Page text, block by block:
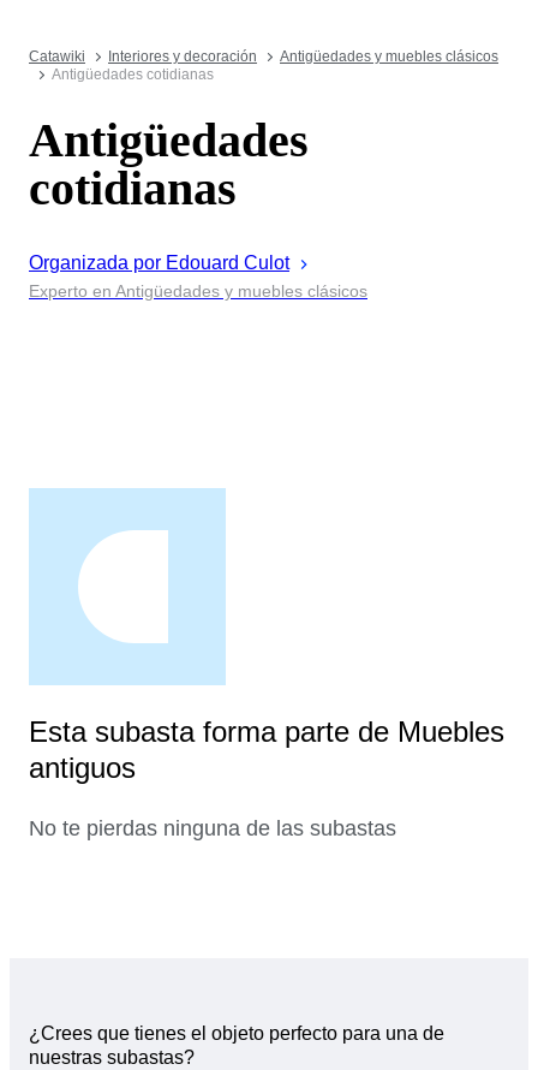
Catawiki Interiores y decoración
Antigüedades y muebles clásicos
Antigüedades cotidianas
Antigüedades
cotidianas
Organizada por Edouard Culot
Experto en Antigüedades y muebles clásicos
Esta subasta forma parte de Muebles
antiguos
No te pierdas ninguna de las subastas
¿Crees que tienes el objeto perfecto para una de
nuestras subastas?